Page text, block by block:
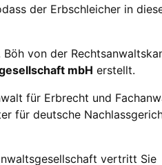
der Erbschleicher in
von der
mbH erstellt.
für Erbrecht und
für deutsche
vertritt Sie